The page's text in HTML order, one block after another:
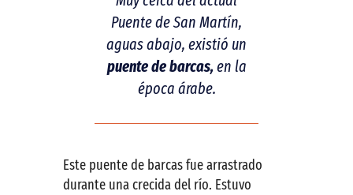
Puente de San Martín,
aguas abajo, existió un
puente de barcas,en la
época árabe.
Este puente de barcas fue arrastrado
durante una crecida del río. Estuvo